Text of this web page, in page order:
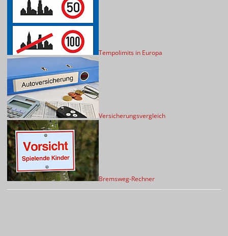
Tempolimits in Europa
Versicherungsvergleich
Bremsweg-Rechner